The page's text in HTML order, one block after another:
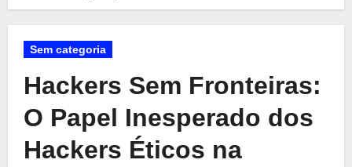
Sem categoria
Hackers Sem Fronteiras:
O Papel Inesperado dos
Hackers Éticos na